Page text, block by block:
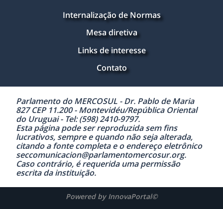
Internalização de Normas
Mesa diretiva
Links de interesse
Contato
Parlamento do MERCOSUL - Dr. Pablo de Maria
827 CEP 11.200 - Montevidéu/República Oriental
do Uruguai - Tel: (598) 2410-9797.
Esta página pode ser reproduzida sem fins
lucrativos, sempre e quando não seja alterada,
citando a fonte completa e o endereço eletrônico
seccomunicacion@parlamentomercosur.org.
Caso contrário, é requerida uma permissão
escrita da instituição.
Powered by InnovaPortal©